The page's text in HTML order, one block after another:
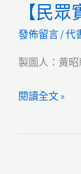
【民
發佈留言/代
製圖人：黃
【民
實
閱讀全文 »